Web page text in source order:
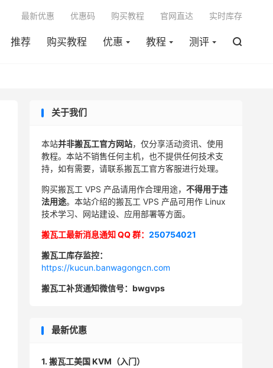
推荐 购买教程 优惠 教程 测评 
最新优惠 优惠码 购买教程 官网直达 实时库存
关于我们
本站并非搬瓦工官方网站，仅分享活动资讯、使用
教程。本站不销售任何主机，也不提供任何技术支
持，如有需要，请联系搬瓦工官方客服进行处理。
购买搬瓦工 VPS 产品请用作合理用途， 不得用于违
法用途。本站介绍的搬瓦工 VPS 产品可用作 Linux
技术学习、网站建设、应用部署等方面。
搬瓦工最新消息通知 QQ 群： 250754021
搬瓦工库存监控：
https://kucun.banwagongcn.com
搬瓦工补货通知微信号：bwgvps
最新优惠
1. 搬瓦工美国 KVM（入门）